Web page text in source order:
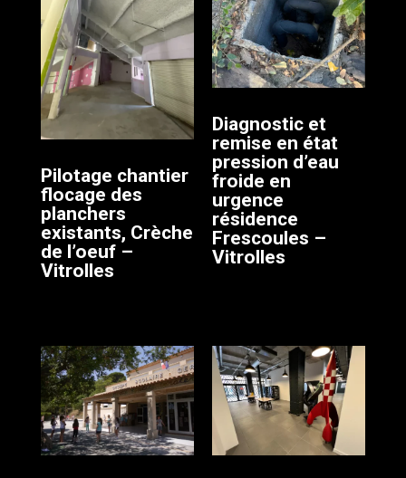
Pilotage chantier
flocage des
planchers
existants, Crèche
de l’oeuf –
Vitrolles
Diagnostic et
remise en état
pression d’eau
froide en
urgence
résidence
Frescoules –
Vitrolles